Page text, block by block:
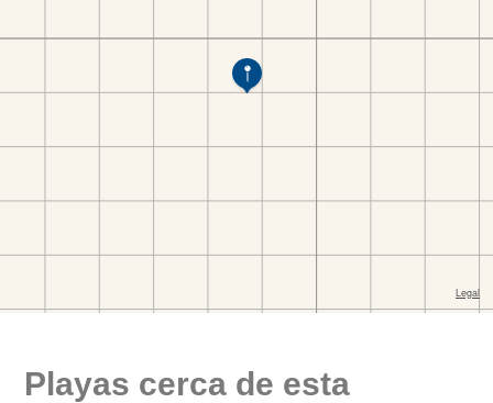
Playas cerca de esta